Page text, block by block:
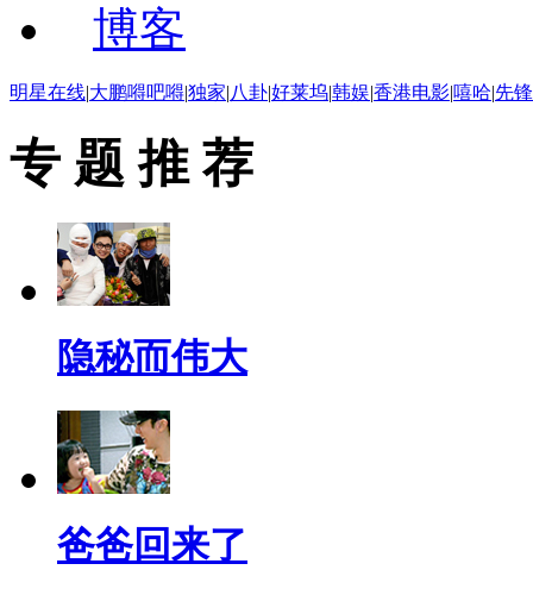
博客
明星在线|大鹏嘚吧嘚|独家|八卦|好莱坞|韩娱|香港电影|嘻哈|先
专 题 推 荐
隐秘而伟大
爸爸回来了